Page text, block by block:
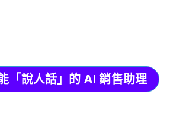
「說人話」的 AI 銷售助理